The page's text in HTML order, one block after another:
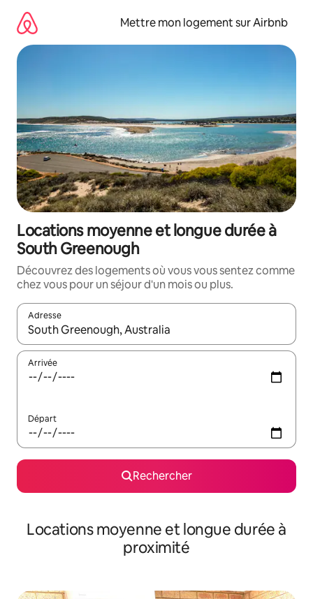
directement
contenu
Mettre mon logement sur Airbnb
Locations moyenne et longue durée à
South Greenough
Découvrez des logements où vous vous sentez comme
chez vous pour un séjour d'un mois ou plus.
Adresse
Lorsque les résultats s'affichent, utilisez les flèches vers le
Arrivée
Départ
Rechercher
Locations moyenne et longue durée à
proximité